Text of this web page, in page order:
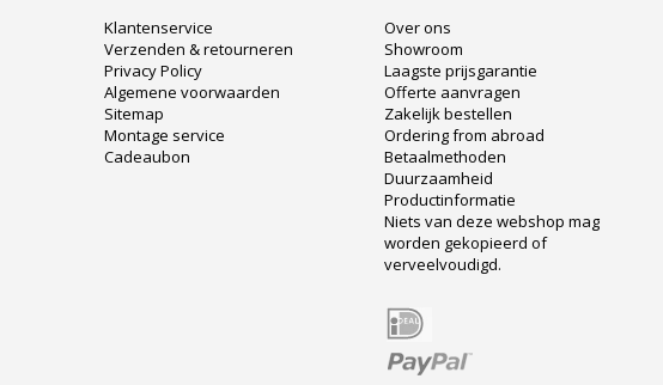
Klantenservice
Verzenden & retourneren
Privacy Policy
Algemene voorwaarden
Sitemap
Montage service
Cadeaubon
Over ons
Showroom
Laagste prijsgarantie
Offerte aanvragen
Zakelijk bestellen
Ordering from abroad
Betaalmethoden
Duurzaamheid
Productinformatie
Niets van deze webshop mag
worden gekopieerd of
verveelvoudigd.